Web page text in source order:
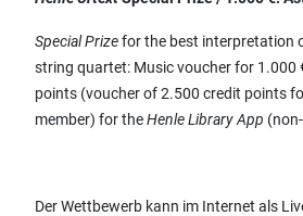
Special Prizefor the best interpretation
string quartet: Music voucher for 1.000
points (voucher of 2.500 credit points
member) for theHenle Library App
Der Wettbewerb kann im Internet als